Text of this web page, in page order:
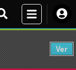
Ver